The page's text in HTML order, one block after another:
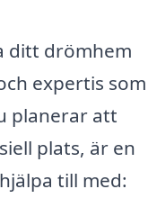
ditt drömhem
expertis som
planerar att
plats, är en
till med: